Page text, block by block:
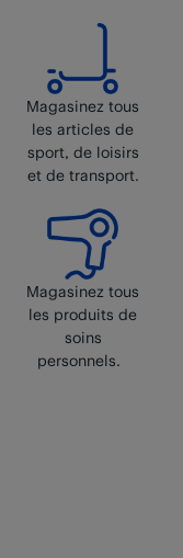
Magasinez tous
les articles de
sport, de loisirs
et de transport.
Magasinez tous
les produits de
soins
personnels.